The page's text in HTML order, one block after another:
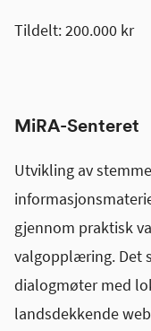
Tildelt: 200.000 kr
MiRA-Senteret
Utvikling av
gjennom praktisk
valgopplæring. Det
dialogmøter med
landsdekkende